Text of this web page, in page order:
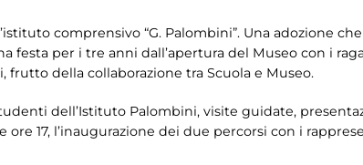
comprensivo “G. Palombini”. Una adozione
festa per i tre anni dall’apertura del Museo con i
frutto della collaborazione tra Scuola e Museo.
dell’Istituto Palombini, visite guidate,
17, l’inaugurazione dei due percorsi con i